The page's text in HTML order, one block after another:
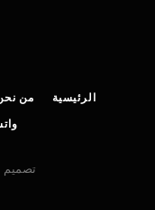
الرئيسية من
تصميم